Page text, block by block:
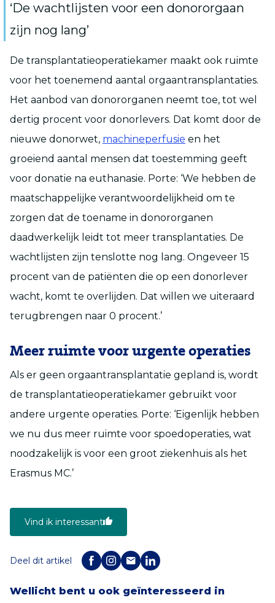
‘De wachtlijsten voor een donororgaan
zijn nog lang’
De transplantatieoperatiekamer maakt ook ruimte
voor het toenemend aantal orgaantransplantaties.
Het aanbod van donororganen neemt toe, tot wel
dertig procent voor donorlevers. Dat komt door de
nieuwe donorwet, machineperfusie en het
groeiend aantal mensen dat toestemming geeft
voor donatie na euthanasie. Porte: ‘We hebben de
maatschappelijke verantwoordelijkheid om te
zorgen dat de toename in donororganen
daadwerkelijk leidt tot meer transplantaties. De
wachtlijsten zijn tenslotte nog lang. Ongeveer 15
procent van de patiënten die op een donorlever
wacht, komt te overlijden. Dat willen we uiteraard
terugbrengen naar 0 procent.’
Meer ruimte voor urgente operaties
Als er geen orgaantransplantatie gepland is, wordt
de transplantatieoperatiekamer gebruikt voor
andere urgente operaties. Porte: ‘Eigenlijk hebben
we nu dus meer ruimte voor spoedoperaties, wat
noodzakelijk is voor een groot ziekenhuis als het
Erasmus MC.’
Vind ik interessant
Deel dit artikel
Wellicht bent u ook geïnteresseerd in